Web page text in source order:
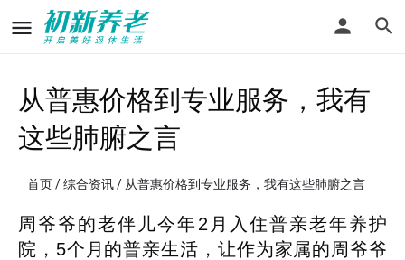
从普惠价格到专业服务，我有
这些肺腑之言
首页/综合资讯/ 从普惠价格到专业服务，我有这些肺腑之言
周爷爷的老伴儿今年2月入住普亲老年养护
院，5个月的普亲生活，让作为家属的周爷爷